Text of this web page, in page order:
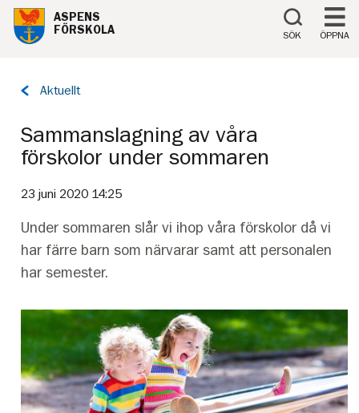
Till innehåll på sidan
ASPENS
FÖRSKOLA
SÖK ÖPPNA
Tillbaka
Aktuellt
Sammanslagning av våra
förskolor under sommaren
23 juni 2020 14:25
Under sommaren slår vi ihop våra förskolor då vi
har färre barn som närvarar samt att personalen
har semester.